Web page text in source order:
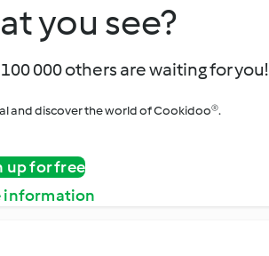
you see?
000 others are waiting for you!
and discover the world of Cookidoo®.
up for free
information